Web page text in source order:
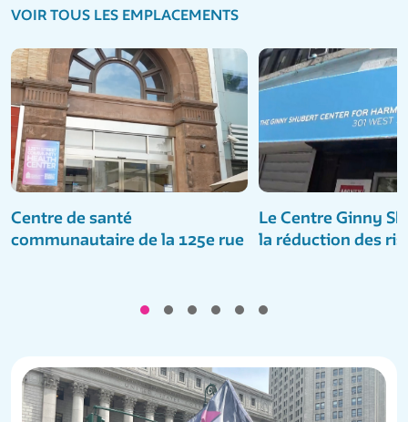
VOIR TOUS LES EMPLACEMENTS
Centre de santé
communautaire de la 125e rue
Le Centre Ginny
la réduction des
Mission
Impact